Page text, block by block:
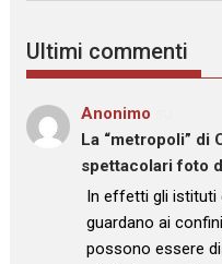
Ultimi commenti
Anonimo
La “metropoli” di
spettacolari foto
: “In effetti gli istituti
guardano ai
possono essere